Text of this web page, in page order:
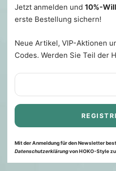
Jetzt anmelden und 10%-
erste Bestellung sichern!
Neue Artikel, VIP-Aktionen
Codes. Werden Sie Teil der
Mit der Anmeldung für den Newsletter
Datenschutzerklärungvon HOKO-Style